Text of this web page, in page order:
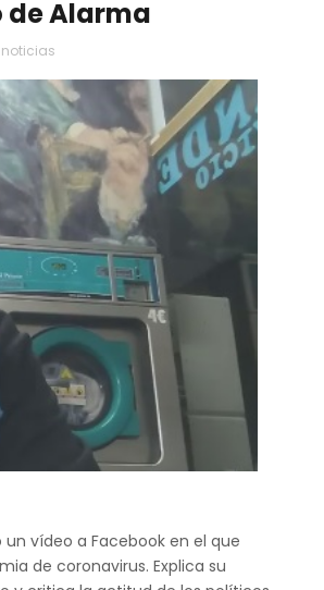
de Alarma
noticias
vídeo a Facebook en el que
de coronavirus. Explica su